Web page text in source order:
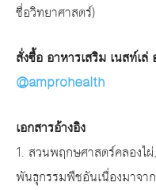
ชื่อวิทยาศาสตร์)
สั่งซื้อ อาหารเสริม เนสท์เ
@amprohealth
เอกสารอ้างอิง
1. สวนพฤกษศาสตร์คลองไ
พันธุกรรมพืชอันเนื่องมาจา